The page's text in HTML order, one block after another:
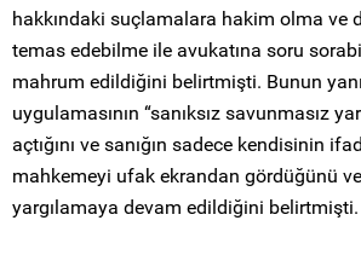
hakkındaki suçlamalara hakim olma ve
temas edebilme ile avukatına soru
mahrum edildiğini belirtmişti. Bunun yanı
uygulamasının “sanıksız savunmasız
açtığını ve sanığın sadece kendisinin
mahkemeyi ufak ekrandan gördüğünü
yargılamaya devam edildiğini belirtmişti.